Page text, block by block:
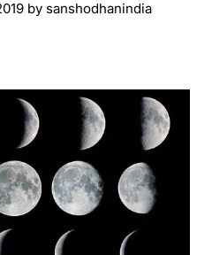
by sanshodhanindia